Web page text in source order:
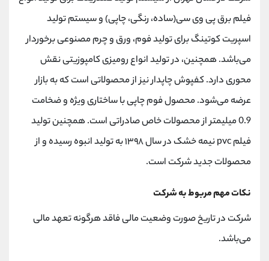
فیلم برق پی وی سی(ساده، رنگی، چاپی) و سیستم تولید
اسپریت کوتینگ برای تولید فوم، ورق و چرم مصنوعی برخوردار
می‌باشد. همچنین، در تولید انواع رومیزی کامپوزیتی نقش
محوری دارد. کفپوش چاپدار نیز از محصولاتی است که به بازار
عرضه می‌شود. محصول فوم چاپی با ساختاری ویژه و ضخامت
0.9 میلیمتر از محصولات خاص صادراتی است. همچنین تولید
فیلم pvc نیمه خشک در سال ۱۳۹۸ به تولید انبوه رسیده و از
محصولات جدید شرکت است.
نکات مهم مربوط به شرکت
شرکت در تاریخ صورت وضعیت مالی فاقد هرگونه تعهد مالی
می‌باشد.